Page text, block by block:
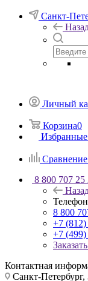
Санкт-
Личный
Корзина0
Сравнение
8 800 707 25
8 800
+7 (812)
+7 (499)
Контактная
Санкт-